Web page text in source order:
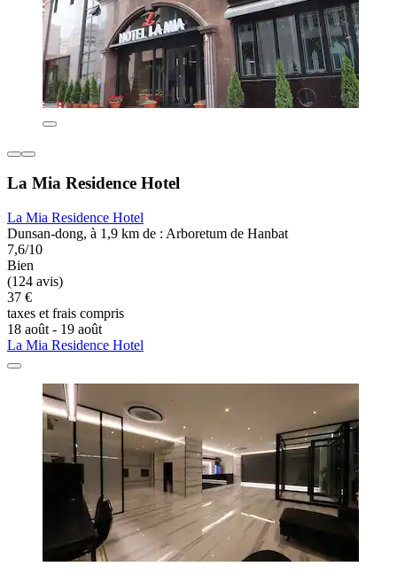
La Mia Residence Hotel
La Mia Residence Hotel
Dunsan-dong, à 1,9 km de : Arboretum de Hanbat
7,6/10
Bien
(124 avis)
37 €
taxes et frais compris
18 août - 19 août
La Mia Residence Hotel